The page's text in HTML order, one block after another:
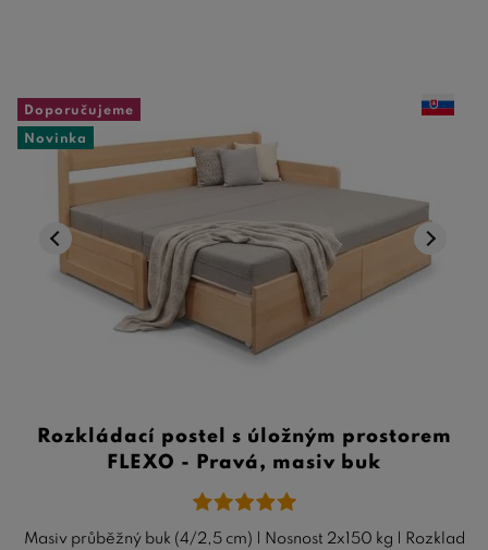
Doporučujeme
Novinka
Rozkládací postel s úložným prostorem
FLEXO - Pravá, masiv buk
Masiv průběžný buk (4/2,5 cm) | Nosnost 2x150 kg | Rozklad